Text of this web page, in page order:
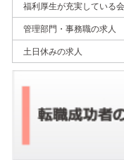
福利厚生が充実している
管理部門・事務職の求人
土日休みの求人